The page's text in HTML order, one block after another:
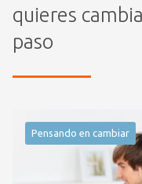
quieres
paso
Pensando en cambiar